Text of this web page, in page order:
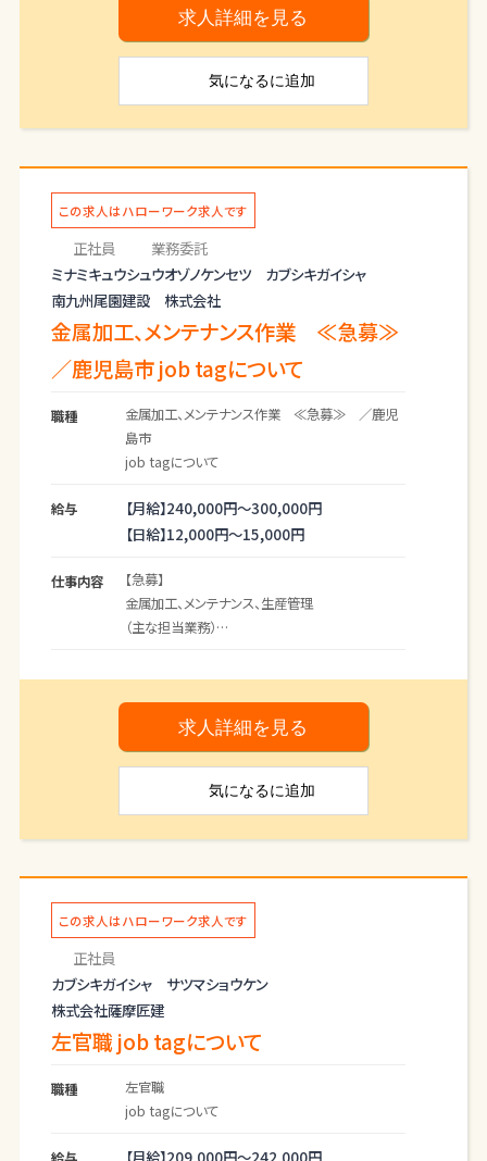
＊本社から乗り合わせて現場まで向かいます。
＊現場によっては、現地集合も可能ですのでご相談
＊未経験の方の応募も歓迎します。
可能です。
◎応募にはハローワークの紹介状が必要です。
求人詳細を見る
気になるに追加
この求人はハローワーク求人です
正社員
業務委託
ミナミキュウシュウオゾノケンセツ カブシキガイシャ
南九州尾園建設 株式会社
金属加工、メンテナンス作業 ≪急募≫
／鹿児島市 job tagについて
職種
金属加工、メンテナンス作業 ≪急募≫ ／鹿児
島市
job tagについて
給与 【月給】240,000円～300,000円
【日給】12,000円～15,000円
仕事内容
【急募】
金属加工、メンテナンス、生産管理
（主な担当業務）
業の生 産管理
を含めた業務を担当して頂きます。
＊アーク溶接技能者及びガス溶接技能者の有資格
者の募集です
その他の一部資格についても入社後資格取得す
ることが可能です
＊変更範囲：変更なし
求人詳細を見る
気になるに追加
この求人はハローワーク求人です
正社員
カブシキガイシャ サツマショウケン
株式会社薩摩匠建
左官職 job tagについて
職種
左官職
job tagについて